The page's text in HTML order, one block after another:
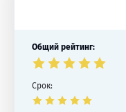
Общий рейтинг:
Срок: